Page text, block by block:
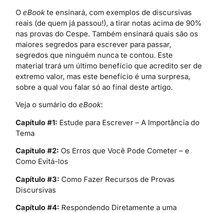
OeBook te ensinará, com exemplos de discursivas
reais (de quem já passou!), a tirar notas acima de 90%
nas provas do Cespe. Também ensinará quais são os
maiores segredos para escrever para passar,
segredos que ninguém nunca te contou. Este
material trará um último benefício que acredito ser de
extremo valor, mas este benefício é uma surpresa,
sobre a qual vou falar só ao final deste artigo.
Veja o sumário doeBook:
Capítulo #1: Estude para Escrever – A Importância do
Tema
Capítulo #2: Os Erros que Você Pode Cometer – e
Como Evitá-los
Capítulo #3: Como Fazer Recursos de Provas
Discursivas
Capítulo #4: Respondendo Diretamente a uma